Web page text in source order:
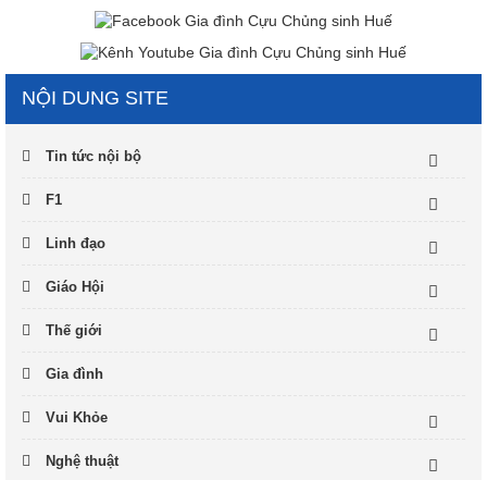
NỘI DUNG SITE
Tin tức nội bộ
F1
Linh đạo
Giáo Hội
Thế giới
Gia đình
Vui Khỏe
Nghệ thuật